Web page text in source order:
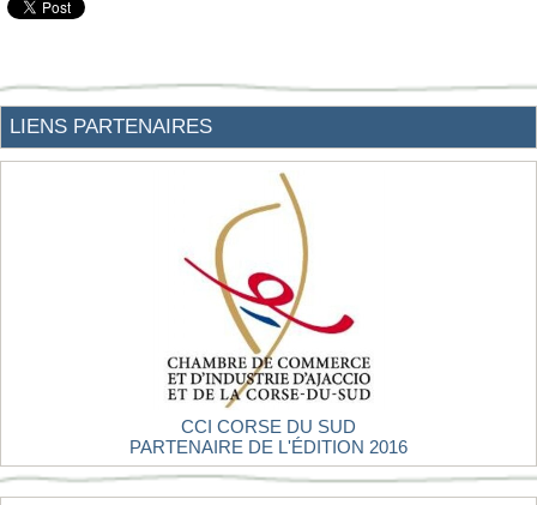
LIENS PARTENAIRES
CCI CORSE DU SUD
PARTENAIRE DE L'ÉDITION 2016